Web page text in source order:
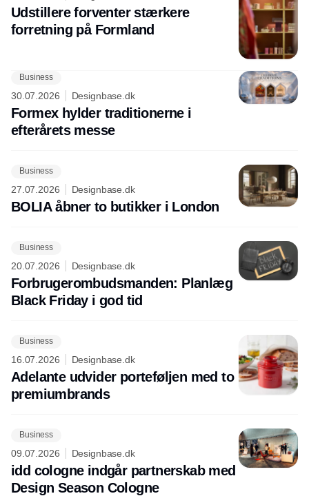
Udstillere forventer stærkere
forretning på Formland
Business
30.07.2026 Designbase.dk
Formex hylder traditionerne i
efterårets messe
Business
27.07.2026 Designbase.dk
BOLIA åbner to butikker i London
Business
20.07.2026 Designbase.dk
Forbrugerombudsmanden: Planlæg
Black Friday i god tid
Business
16.07.2026 Designbase.dk
Adelante udvider porteføljen med to
premiumbrands
Business
09.07.2026 Designbase.dk
idd cologne indgår partnerskab med
Design Season Cologne